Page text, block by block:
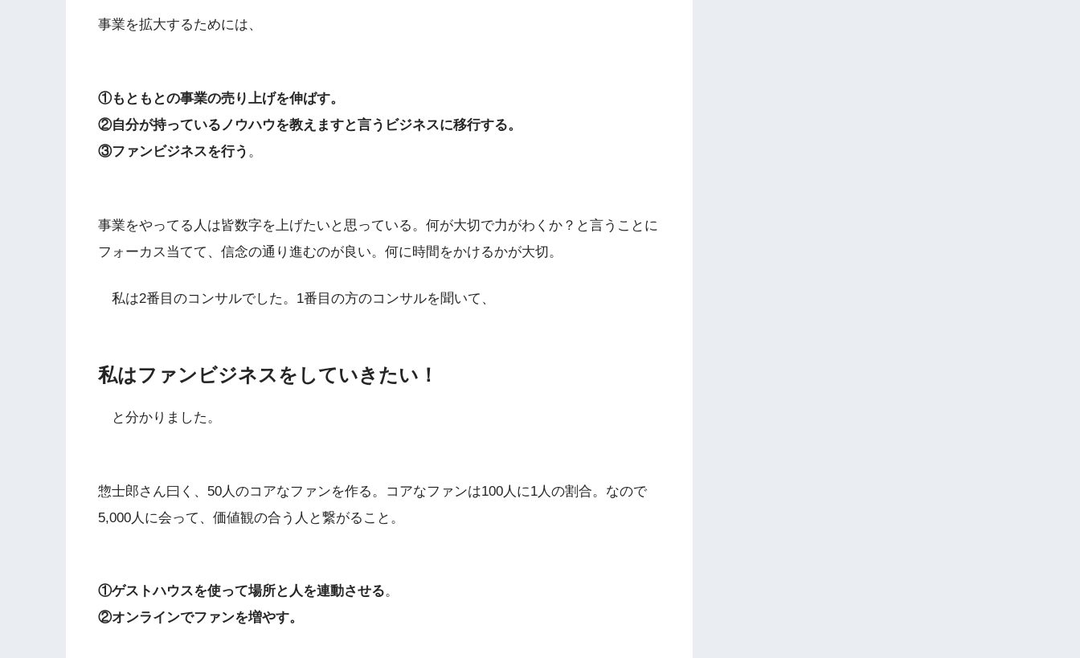
事業を拡大するためには、
①もともとの事業の売り上げを伸ばす。
②自分が持っているノウハウを教えますと言うビジネスに移行する。
③ファンビジネスを行う 。
事業をやってる人は皆数字を上げたいと思っている。何が大切で力がわくか？と言うことに
フォーカス当てて、信念の通り進むのが良い。何に時間をかけるかが大切。
私は2番目のコンサルでした。1番目の方のコンサルを聞いて、
私はファンビジネスをしていきたい！
と分かりました。
惣士郎さん曰く、50人のコアなファンを作る。コアなファンは100人に1人の割合。なので
5,000人に会って、価値観の合う人と繋がること。
①ゲストハウスを使って場所と人を連動させる。
②オンラインでファンを増やす。